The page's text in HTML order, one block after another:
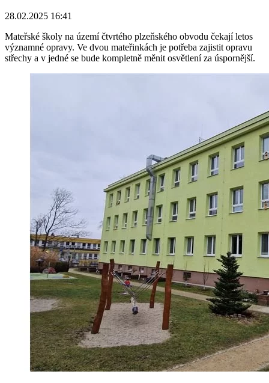
28.02.2025 16:41
Mateřské školy na území čtvrtého plzeňského obvodu čekají letos
významné opravy. Ve dvou mateřinkách je potřeba zajistit opravu
střechy a v jedné se bude kompletně měnit osvětlení za úspornější.